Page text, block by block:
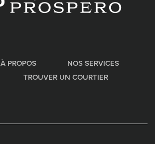
À PROPOS
NOS SERVICES
TROUVER UN COURTIER